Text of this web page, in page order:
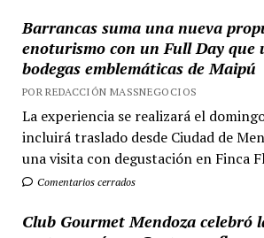
Barrancas suma una nueva
enoturismo con un Full Day que
bodegas emblemáticas de Maipú
POR REDACCIÓN MASSNEGOCIOS
La experiencia se realizará el
incluirá traslado desde Ciudad de
una visita con degustación en Finca
Comentarios cerrados
Club Gourmet Mendoza celebró